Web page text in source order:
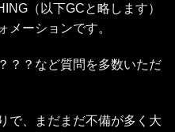
（以下GCと略します）
メーションです。
？？など質問を多数いただ
で、まだまだ不備が多く大